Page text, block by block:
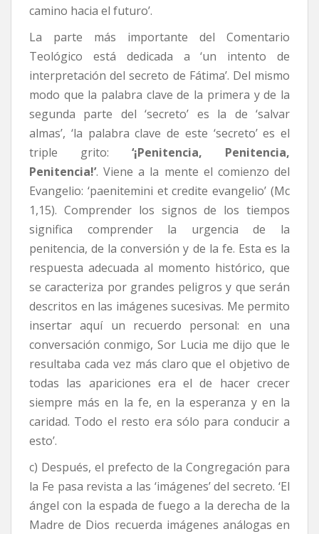
camino hacia el futuro’.
La parte más importante del Comentario
Teológico está dedicada a ‘un intento de
interpretación del secreto de Fátima’. Del mismo
modo que la palabra clave de la primera y de la
segunda parte del ‘secreto’ es la de ‘salvar
almas’, ‘la palabra clave de este ‘secreto’ es el
triple grito: ‘¡Penitencia, Penitencia,
Penitencia!’. Viene a la mente el comienzo del
Evangelio: ‘paenitemini et credite evangelio’ (Mc
1,15). Comprender los signos de los tiempos
significa comprender la urgencia de la
penitencia, de la conversión y de la fe. Esta es la
respuesta adecuada al momento histórico, que
se caracteriza por grandes peligros y que serán
descritos en las imágenes sucesivas. Me permito
insertar aquí un recuerdo personal: en una
conversación conmigo, Sor Lucia me dijo que le
resultaba cada vez más claro que el objetivo de
todas las apariciones era el de hacer crecer
siempre más en la fe, en la esperanza y en la
caridad. Todo el resto era sólo para conducir a
esto’.
c) Después, el prefecto de la Congregación para
la Fe pasa revista a las ‘imágenes’ del secreto. ‘El
ángel con la espada de fuego a la derecha de la
Madre de Dios recuerda imágenes análogas en